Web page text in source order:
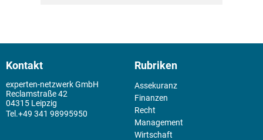
Kontakt
experten-netzwerk GmbH
Reclamstraße 42
04315 Leipzig
+49 341 98995950
Rubriken
Assekuranz
Finanzen
Recht
Management
Wirtschaft